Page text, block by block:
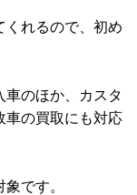
くれるので、初め
車のほか、カスタ
車の買取にも対応
です。